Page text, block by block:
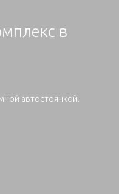
в
автостоянкой.